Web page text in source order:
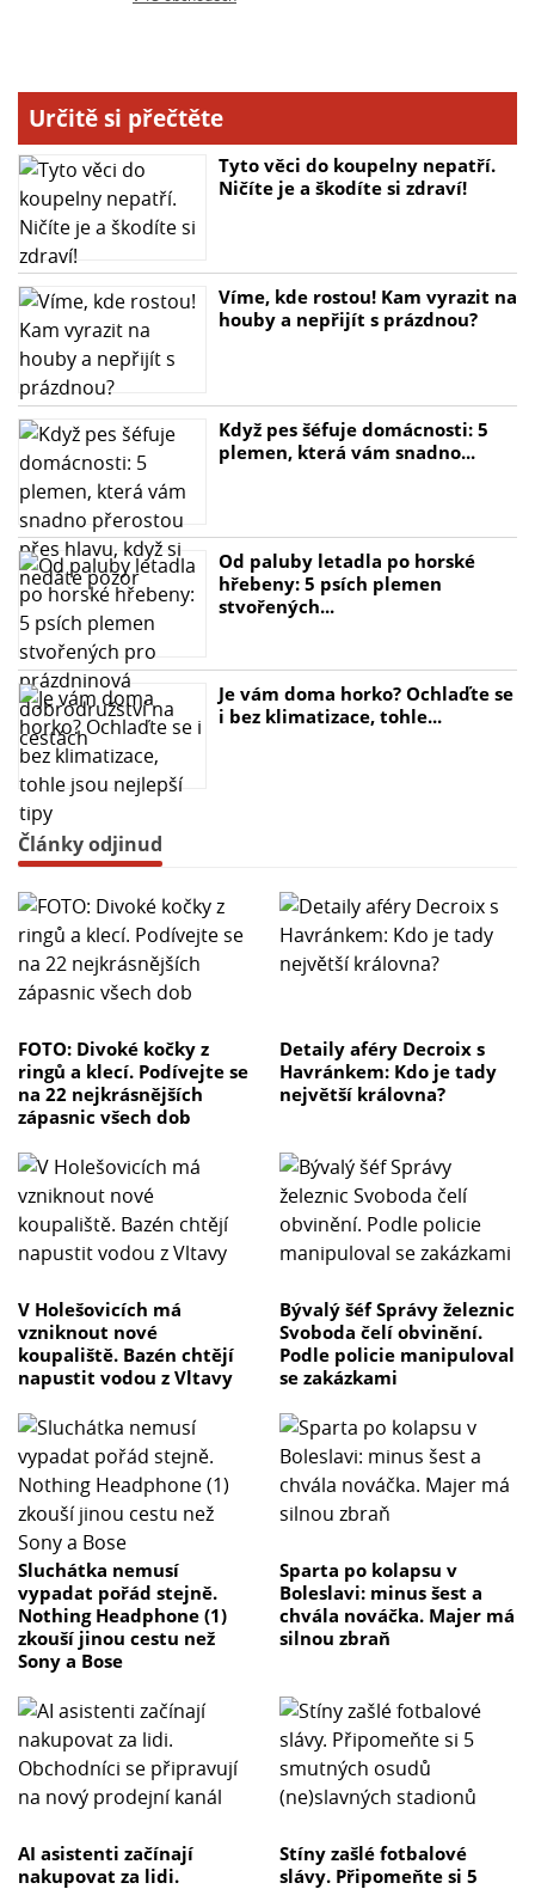
Určitě si přečtěte
Tyto věci do koupelny nepatří.
Ničíte je a škodíte si zdraví!
Víme, kde rostou! Kam vyrazit na
houby a nepřijít s prázdnou?
Když pes šéfuje domácnosti: 5
plemen, která vám snadno...
Od paluby letadla po horské
hřebeny: 5 psích plemen
stvořených...
Je vám doma horko? Ochlaďte se
i bez klimatizace, tohle...
Články odjinud
FOTO: Divoké kočky z
ringů a klecí. Podívejte se
na 22 nejkrásnějších
zápasnic všech dob
Detaily aféry Decroix s
Havránkem: Kdo je tady
největší královna?
V Holešovicích má
vzniknout nové
koupaliště. Bazén chtějí
napustit vodou z Vltavy
Bývalý šéf Správy železnic
Svoboda čelí obvinění.
Podle policie manipuloval
se zakázkami
Sluchátka nemusí
vypadat pořád stejně.
Nothing Headphone (1)
zkouší jinou cestu než
Sony a Bose
Sparta po kolapsu v
Boleslavi: minus šest a
chvála nováčka. Majer má
silnou zbraň
AI asistenti začínají
nakupovat za lidi.
Stíny zašlé fotbalové
slávy. Připomeňte si 5